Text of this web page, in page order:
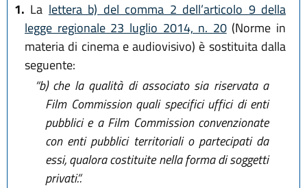
1. La lettera b) del comma 2 dell’articolo 9 della
legge regionale 23 luglio 2014, n. 20(Norme in
materia di cinema e audiovisivo) è sostituita dalla
seguente:
“b)che la qualità di associato sia riservata a
Film Commission quali specifici uffici di enti
pubblici e a Film Commission convenzionate
con enti pubblici territoriali o partecipati da
essi, qualora costituite nella forma di soggetti
privati.”.